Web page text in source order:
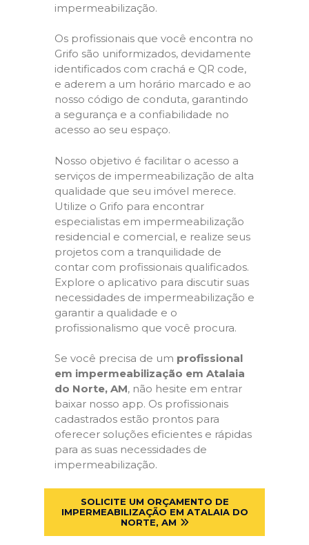
impermeabilização.
Os profissionais que você encontra no
Grifo são uniformizados, devidamente
identificados com crachá e QR code,
e aderem a um horário marcado e ao
nosso código de conduta, garantindo
a segurança e a confiabilidade no
acesso ao seu espaço.
Nosso objetivo é facilitar o acesso a
serviços de impermeabilização de alta
qualidade que seu imóvel merece.
Utilize o Grifo para encontrar
especialistas em impermeabilização
residencial e comercial, e realize seus
projetos com a tranquilidade de
contar com profissionais qualificados.
Explore o aplicativo para discutir suas
necessidades de impermeabilização e
garantir a qualidade e o
profissionalismo que você procura.
Se você precisa de um profissional
em impermeabilização em Atalaia
do Norte, AM, não hesite em entrar
baixar nosso app. Os profissionais
cadastrados estão prontos para
oferecer soluções eficientes e rápidas
para as suas necessidades de
impermeabilização.
SOLICITE UM ORÇAMENTO DE
IMPERMEABILIZAÇÃO EM ATALAIA DO
NORTE, AM